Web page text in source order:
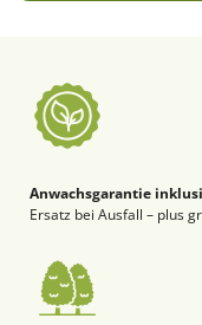
Anwachsgarantie
Ersatz bei Ausfall – plus